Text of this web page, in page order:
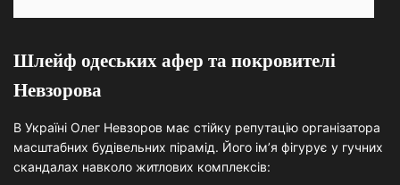
Шлейф одеських афер та покровителі
Невзорова
В Україні Олег Невзоров має стійку репутацію організатора
масштабних будівельних пірамід. Його ім’я фігурує у гучних
скандалах навколо житлових комплексів: